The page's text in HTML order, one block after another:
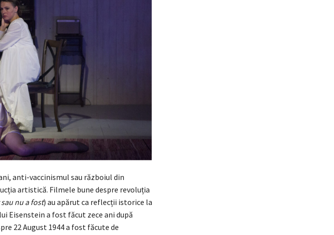
anti-vaccinismul sau războiul din
artistică. Filmele bune despre revoluția
nu a fost) au apărut ca reflecții istorice la
Eisenstein a fost făcut zece ani după
22 August 1944 a fost făcute de